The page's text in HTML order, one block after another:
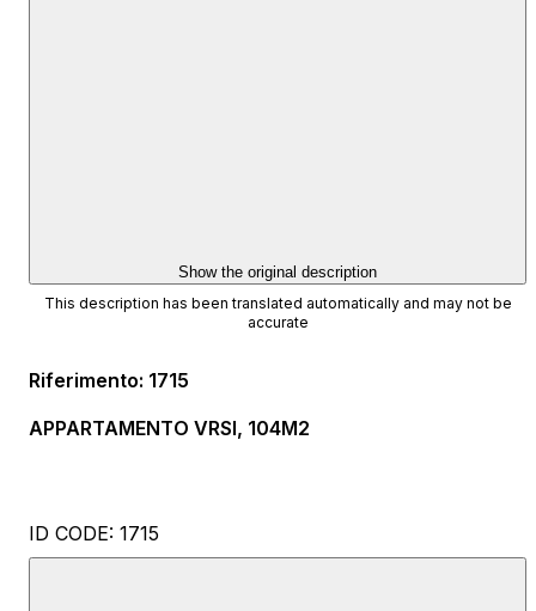
Show the original description
This description has been translated automatically and may not be
accurate
Riferimento: 1715
APPARTAMENTO VRSI, 104M2
ID CODE: 1715